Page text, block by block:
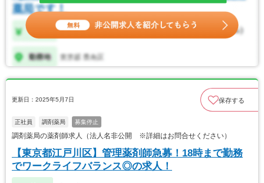
更新日：2025年5月7日 保存する
正社員 調剤薬局 募集停止
調剤薬局の薬剤師求人（法人名非公開 ※詳細はお問合せください）
【東京都江戸川区】管理薬剤師急募！18時まで勤務
でワークライフバランス◎の求人！